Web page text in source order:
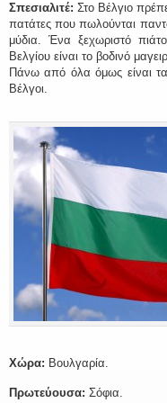
Σπεσιαλιτέ: Στο Βέλγιο
πατάτες που πωλούνται
μύδια. Ένα ξεχωριστό
Βελγίου είναι το βοδινό
Πάνω από όλα όμως είναι τα
Βέλγοι.
Χώρα: Βουλγαρία.
Πρωτεύουσα: Σόφια.